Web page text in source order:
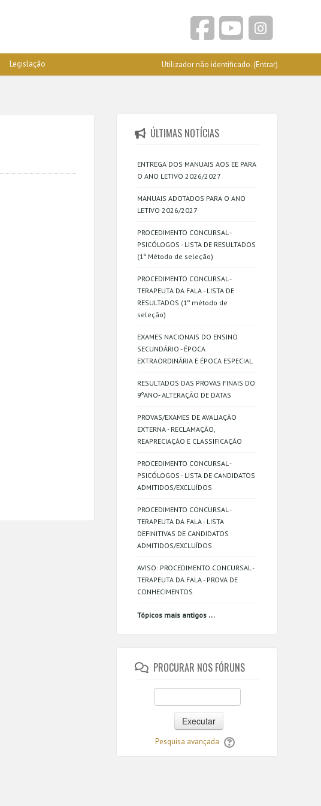
Legislação Utilizador não identificado. (Entrar)
ÚLTIMAS NOTÍCIAS
ENTREGA DOS MANUAIS AOS EE PARA
O ANO LETIVO 2026/2027
MANUAIS ADOTADOS PARA O ANO
LETIVO 2026/2027
PROCEDIMENTO CONCURSAL -
PSICÓLOGOS - LISTA DE RESULTADOS
(1º Método de seleção)
PROCEDIMENTO CONCURSAL -
TERAPEUTA DA FALA - LISTA DE
RESULTADOS (1º método de
seleção)
EXAMES NACIONAIS DO ENSINO
SECUNDÁRIO - ÉPOCA
EXTRAORDINÁRIA E ÉPOCA ESPECIAL
RESULTADOS DAS PROVAS FINAIS DO
9ºANO- ALTERAÇÃO DE DATAS
PROVAS/EXAMES DE AVALIAÇÃO
EXTERNA - RECLAMAÇÃO,
REAPRECIAÇÃO E CLASSIFICAÇÃO
PROCEDIMENTO CONCURSAL -
PSICÓLOGOS - LISTA DE CANDIDATOS
ADMITIDOS/EXCLUÍDOS
PROCEDIMENTO CONCURSAL -
TERAPEUTA DA FALA - LISTA
DEFINITIVAS DE CANDIDATOS
ADMITIDOS/EXCLUÍDOS
AVISO: PROCEDIMENTO CONCURSAL -
TERAPEUTA DA FALA - PROVA DE
CONHECIMENTOS
Tópicos mais antigos ...
PROCURAR NOS FÓRUNS
Executar
Pesquisa avançada